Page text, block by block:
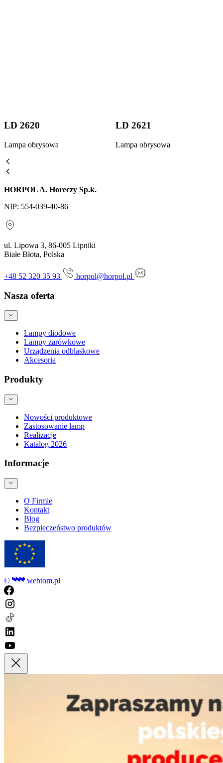
LD 2620
Lampa obrysowa
LD 2621
Lampa obrysowa
HORPOL A. Horeczy Sp.k.
NIP: 554-039-40-86
ul. Lipowa 3, 86-005 Lipniki
Białe Błota, Polska
+48 52 320 35 93 horpol@horpol.pl
Nasza oferta
Lampy diodowe
Lampy żarówkowe
Urządzenia odblaskowe
Akcesoria
Produkty
Nowości produktowe
Zastosowanie lamp
Realizacje
Katalog 2026
Informacje
O Firmie
Kontakt
Blog
Bezpieczeństwo produktów
© webtom.pl